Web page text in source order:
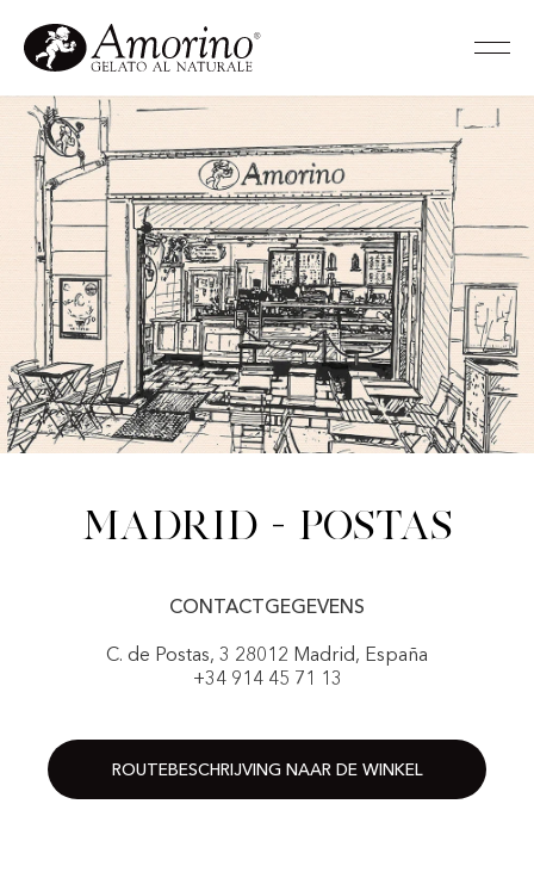
Madrid - Postas
CONTACTGEGEVENS
C. de Postas, 3 28012 Madrid, España
+34 914 45 71 13
ROUTEBESCHRIJVING NAAR DE WINKEL